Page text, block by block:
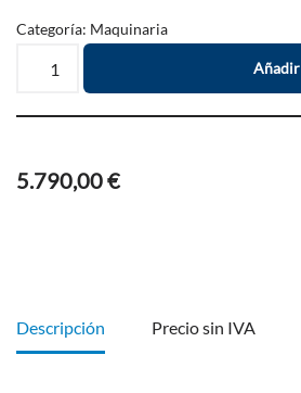
Categoría: Maquinaria
Añadir
5.790,00€
Descripción Precio sin IVA